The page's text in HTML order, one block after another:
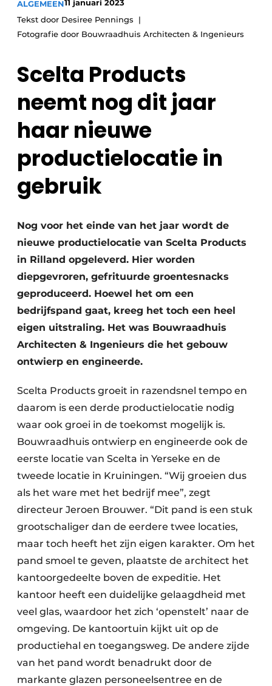
Privacy / Cookie statement
Vacature aanmelden
Vacatures
Modulair bouwen
ALGEMEEN11 januari 2023
Tekst door Desiree Pennings
Fotografie door Bouwraadhuis Architecten & Ingenieurs
Scelta Products
neemt nog dit jaar
haar nieuwe
productielocatie in
gebruik
Nog voor het einde van het jaar wordt de
nieuwe productielocatie van Scelta Products
in Rilland opgeleverd. Hier worden
diepgevroren, gefrituurde groentesnacks
geproduceerd. Hoewel het om een
bedrijfspand gaat, kreeg het toch een heel
eigen uitstraling. Het was Bouwraadhuis
Architecten & Ingenieurs die het gebouw
ontwierp en engineerde.
Scelta Products groeit in razendsnel tempo en
daarom is een derde productielocatie nodig
waar ook groei in de toekomst mogelijk is.
Bouwraadhuis ontwierp en engineerde ook de
eerste locatie van Scelta in Yerseke en de
tweede locatie in Kruiningen. “Wij groeien dus
als het ware met het bedrijf mee”, zegt
directeur Jeroen Brouwer. “Dit pand is een stuk
grootschaliger dan de eerdere twee locaties,
maar toch heeft het zijn eigen karakter. Om het
pand smoel te geven, plaatste de architect het
kantoorgedeelte boven de expeditie. Het
kantoor heeft een duidelijke gelaagdheid met
veel glas, waardoor het zich ‘openstelt’ naar de
omgeving. De kantoortuin kijkt uit op de
productiehal en toegangsweg. De andere zijde
van het pand wordt benadrukt door de
markante glazen personeelsentree en de